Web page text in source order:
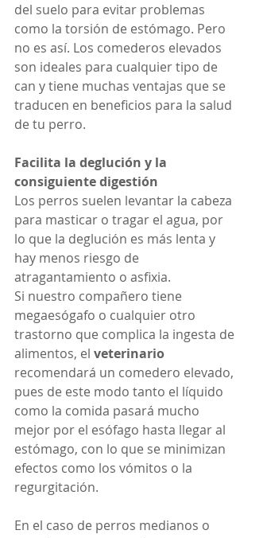
del suelo para evitar problemas
como la torsión de estómago. Pero
no es así. Los comederos elevados
son ideales para cualquier tipo de
can y tiene muchas ventajas que se
traducen en beneficios para la salud
de tu perro.
Facilita la deglución y la
consiguiente digestión
Los perros suelen levantar la cabeza
para masticar o tragar el agua, por
lo que la deglución es más lenta y
hay menos riesgo de
atragantamiento o asfixia.
Si nuestro compañero tiene
megaesógafo o cualquier otro
trastorno que complica la ingesta de
alimentos, el veterinario
recomendará un comedero elevado,
pues de este modo tanto el líquido
como la comida pasará mucho
mejor por el esófago hasta llegar al
estómago, con lo que se minimizan
efectos como los vómitos o la
regurgitación.
En el caso de perros medianos o